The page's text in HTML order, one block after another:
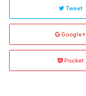
Tweet
Google+
Pocket